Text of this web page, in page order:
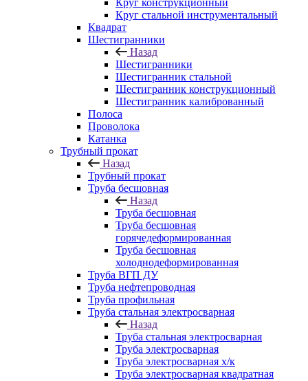
Круг конструкционный
Круг стальной инструментальный
Квадрат
Шестигранники
Назад
Шестигранники
Шестигранник стальной
Шестигранник конструкционный
Шестигранник калиброванный
Полоса
Проволока
Катанка
Трубный прокат
Назад
Трубный прокат
Труба бесшовная
Назад
Труба бесшовная
Труба бесшовная
горячедеформированная
Труба бесшовная
холоднодеформированная
Труба ВГП ДУ
Труба нефтепроводная
Труба профильная
Труба стальная электросварная
Назад
Труба стальная электросварная
Труба электросварная
Труба электросварная х/к
Труба электросварная квадратная